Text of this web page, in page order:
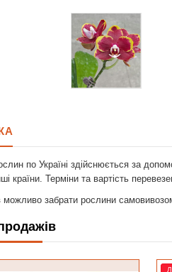
по Україні здійснюється за
країни. Терміни та вартість
можливо забрати рослини